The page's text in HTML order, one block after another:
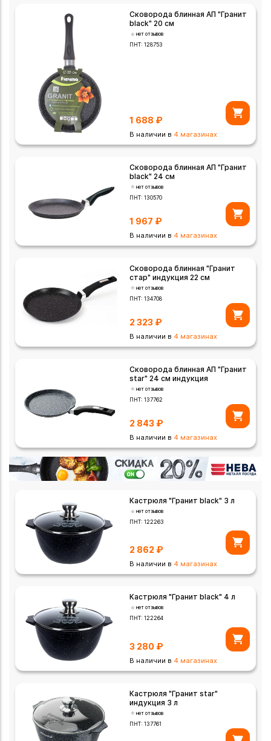
Сковорода блинная АП "Гранит
black" 20 см
нет отзывов
ПНТ:128753
1 688 ₽
В наличии в 4 магазинах
Сковорода блинная АП "Гранит
black" 24 см
нет отзывов
ПНТ:130570
1 967 ₽
В наличии в 4 магазинах
Сковорода блинная "Гранит
стар" индукция 22 см
нет отзывов
ПНТ:134708
2 323 ₽
В наличии в 4 магазинах
Сковорода блинная АП "Гранит
star" 24 см индукция
нет отзывов
ПНТ:137762
2 843 ₽
В наличии в 4 магазинах
Кастрюля "Гранит black" 3 л
нет отзывов
ПНТ:122263
2 862 ₽
В наличии в 4 магазинах
Кастрюля "Гранит black" 4 л
нет отзывов
ПНТ:122264
3 280 ₽
В наличии в 4 магазинах
Кастрюля "Гранит star"
индукция 3 л
нет отзывов
ПНТ:137761